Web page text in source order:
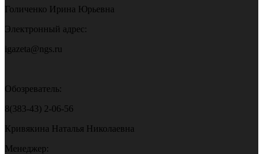
Голиченко Ирина Юрьевна
Электронный адрес:
igazeta@ngs.ru
Обозреватель:
8(383-43) 2-06-56
Кривякина Наталья Николаевна
Менеджер: